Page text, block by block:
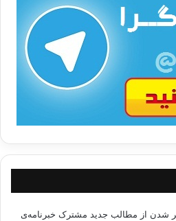
شدن از مطالب جدید مشترک خبرنامه‌ی